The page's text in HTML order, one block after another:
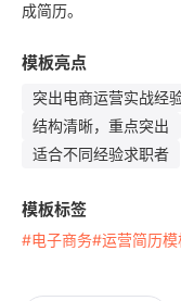
成简历。
模板亮点
突出电商运营实战经
结构清晰，重点突出
适合不同经验求职者
模板标签
#电子商务#运营简历模